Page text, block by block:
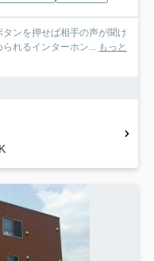
ンを押せば相手の声が聞け
れるインターホン... もっと